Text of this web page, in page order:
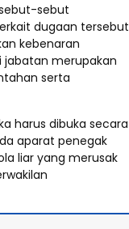
sebut
dugaan tersebut
kebenaran
jabatan merupakan
serta
harus dibuka secara
aparat penegak
liar yang merusak